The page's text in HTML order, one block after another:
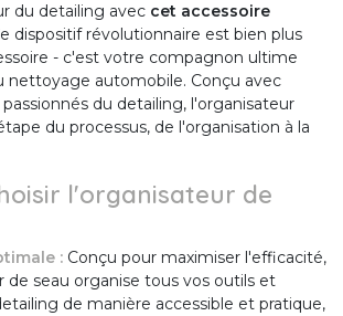
du detailing avec cet accessoire
dispositif révolutionnaire est bien plus
- c'est votre compagnon ultime
nettoyage automobile. Conçu avec
du detailing, l'organisateur
du processus, de l'organisation à la
l'organisateur de
: Conçu pour maximiser l'efficacité,
de seau organise tous vos outils et
de manière accessible et pratique,